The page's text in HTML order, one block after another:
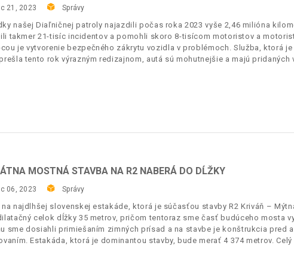
21, 2023 Správy
našej Diaľničnej patroly najazdili počas roka 2023 vyše 2,46 milióna
takmer 21-tisíc incidentov a pomohli skoro 8-tisícom motoristov a
je vytvorenie bezpečného zákrytu vozidla v problémoch. Služba, ktorá
tento rok výrazným redizajnom, autá sú mohutnejšie a majú pridaných
MOSTNÁ STAVBA NA R2 NABERÁ DO DĹŽKY
06, 2023 Správy
na najdlhšej slovenskej estakáde, ktorá je súčasťou stavby R2 Kriváň –
celok dĺžky 35 metrov, pričom tentoraz sme časť budúceho mosta
sme dosiahli primiešaním zimných prísad a na stavbe je konštrukcia pred
Estakáda, ktorá je dominantou stavby, bude merať 4 374 metrov.